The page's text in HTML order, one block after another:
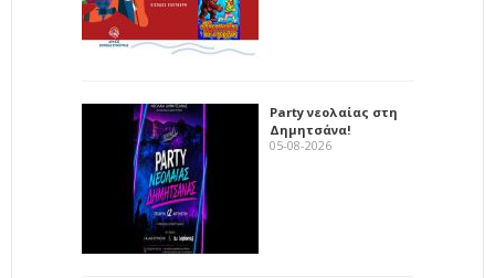
Party νεολαίας στη
Δημητσάνα!
05-08-2026